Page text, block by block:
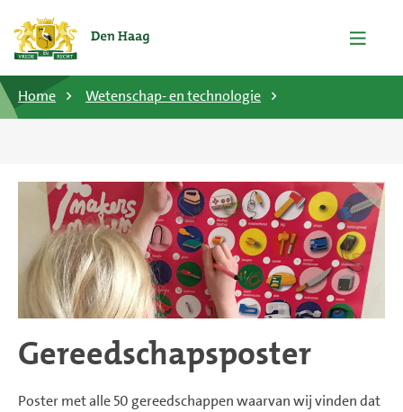
Home Wetenschap- en technologie
Gereedschapsposter
Poster met alle 50 gereedschappen waarvan wij vinden dat